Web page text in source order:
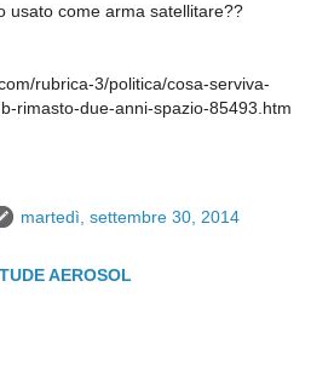
usato come arma satellitare??
rubrica-3/politica/cosa-serviva-
rimasto-due-anni-spazio-85493.htm
martedì, settembre 30, 2014
AEROSOL